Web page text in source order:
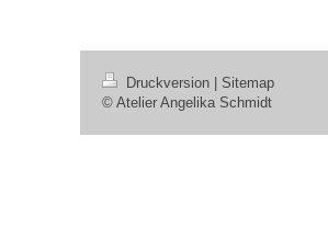
Druckversion
Sitemap
© Atelier Angelika Schmidt